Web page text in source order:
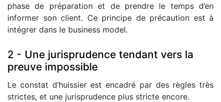
phase de préparation et de prendre le temps d’en
informer son client. Ce principe de précaution est à
intégrer dans le business model.
2 - Une jurisprudence tendant vers la
preuve impossible
Le constat d’huissier est encadré par des règles très
strictes, et une jurisprudence plus stricte encore.